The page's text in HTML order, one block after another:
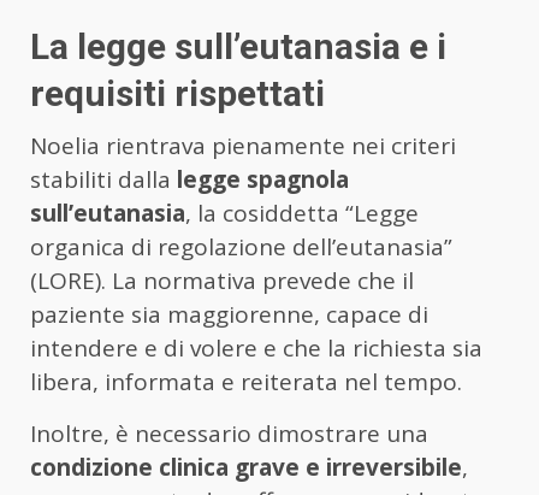
La legge sull’eutanasia e i
requisiti rispettati
Noelia rientrava pienamente nei criteri
stabiliti dalla legge spagnola
sull’eutanasia, la cosiddetta “Legge
organica di regolazione dell’eutanasia”
(LORE). La normativa prevede che il
paziente sia maggiorenne, capace di
intendere e di volere e che la richiesta sia
libera, informata e reiterata nel tempo.
Inoltre, è necessario dimostrare una
condizione clinica grave e irreversibile,